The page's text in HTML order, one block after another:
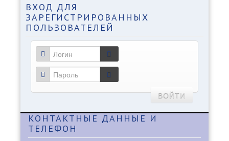
ВХОД ДЛЯ
ЗАРЕГИСТРИРОВАННЫХ
ПОЛЬЗОВАТЕЛЕЙ
ВОЙТИ
КОНТАКТНЫЕ ДАННЫЕ И
ТЕЛЕФОН